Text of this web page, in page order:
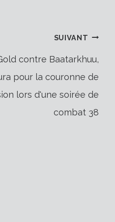
SUIVANT
contre Baatarkhuu,
pour la couronne de
lors d'une soirée de
combat 38